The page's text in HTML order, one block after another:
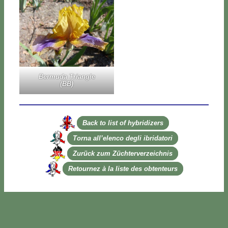
Ber­mu­da Trian­gle
(BB)
Back to li­st of hy­bri­di­zers
Tor­na al­l’e­len­co de­gli ibri­da­to­ri
Zu­rück zum Zü­ch­ter­ver­zeich­nis
Re­tour­nez à la li­ste des ob­ten­teurs